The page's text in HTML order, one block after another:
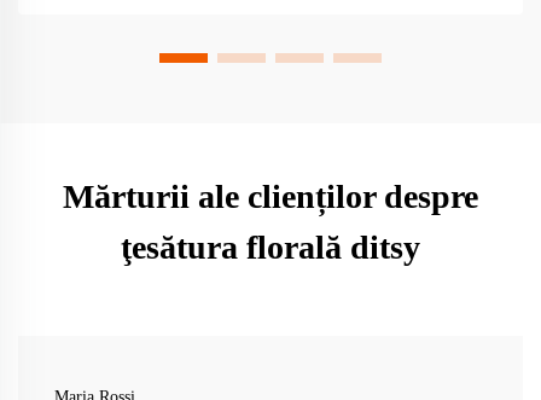
Mărturii ale clienților despre
ţesătura florală ditsy